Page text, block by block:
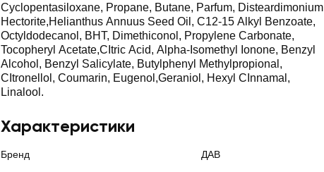
Cyclopentasiloxane, Propane, Butane, Parfum, Disteardimonium
Hectorite,Helianthus Annuus Seed Oil, C12-15 Alkyl Benzoate,
Octyldodecanol, BHT, Dimethiconol, Propylene Carbonate,
Tocopheryl Acetate,CItric Acid, Alpha-Isomethyl Ionone, Benzyl
Alcohol, Benzyl Salicylate, Butylphenyl Methylpropional,
CItronellol, Coumarin, Eugenol,Geraniol, Hexyl CInnamal,
Linalool.
Характеристики
Бренд ДАВ